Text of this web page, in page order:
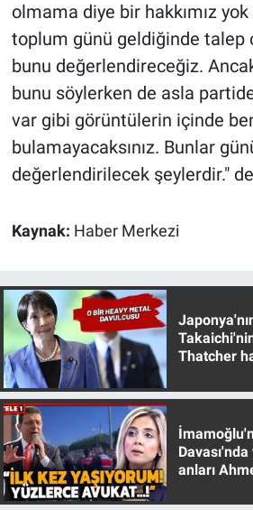
olmama diye bir hakkımız yok
toplum günü geldiğinde talep
bunu değerlendireceğiz.
bunu söylerken de asla
var gibi görüntülerin içinde
bulamayacaksınız. Bunlar
değerlendirilecek şeylerdir."
Kaynak: Haber Merkezi
Thatcher
anları
Türkiye'nin Gündemi
Yerel Gündem
Yerel Yaşam
Canlı Yayın